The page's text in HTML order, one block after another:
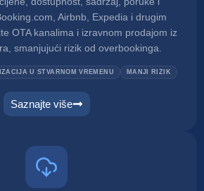
Airbnb, Expedia i drugim
OTA kanalima i izravnom prodajom iz
smanjujući rizik od overbookinga.
U STVARNOM VREMENU MANJI RIZIK
Saznajte više